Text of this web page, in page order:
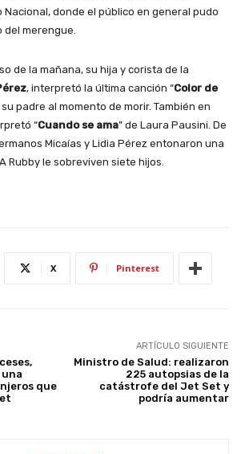
Nacional, donde el público en general pudo
del merengue.
de la mañana, su hija y corista de la
, interpretó la última canción “Color de
padre al momento de morir. También en
“Cuando se ama” de Laura Pausini. De
Micaías y Lidia Pérez entonaron una
Rubby le sobreviven siete hijos.
X Pinterest
que
ARTÍCULO SIGUIENTE
Ministro de Salud: realizaron
225 autopsias de la
catástrofe del Jet Set y
podría aumentar